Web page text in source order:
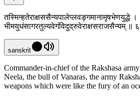
तस्मिन्हतेराक्षससैन्यपालेप्लवङ्गमानामृषभेणयुद्धे ।
भीमयुधंसागरतुल्यवेगंविदुद्रुवेराक्षसराजसैन्यम् ॥
sanskrit
Commander-in-chief of the Rakshasa
Neela, the bull of Vanaras, the army
weapons which were like the fury of an